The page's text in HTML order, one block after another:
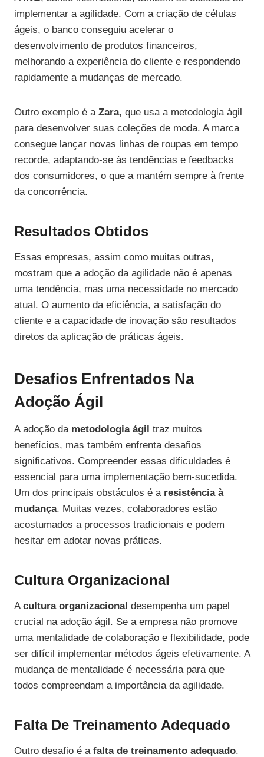
implementar a agilidade. Com a criação de células
ágeis, o banco conseguiu acelerar o
desenvolvimento de produtos financeiros,
melhorando a experiência do cliente e respondendo
rapidamente a mudanças de mercado.
Outro exemplo é a Zara, que usa a metodologia ágil
para desenvolver suas coleções de moda. A marca
consegue lançar novas linhas de roupas em tempo
recorde, adaptando-se às tendências e feedbacks
dos consumidores, o que a mantém sempre à frente
da concorrência.
Resultados Obtidos
Essas empresas, assim como muitas outras,
mostram que a adoção da agilidade não é apenas
uma tendência, mas uma necessidade no mercado
atual. O aumento da eficiência, a satisfação do
cliente e a capacidade de inovação são resultados
diretos da aplicação de práticas ágeis.
Desafios Enfrentados Na
Adoção Ágil
A adoção da metodologia ágil traz muitos
benefícios, mas também enfrenta desafios
significativos. Compreender essas dificuldades é
essencial para uma implementação bem-sucedida.
Um dos principais obstáculos é a resistência à
mudança. Muitas vezes, colaboradores estão
acostumados a processos tradicionais e podem
hesitar em adotar novas práticas.
Cultura Organizacional
Acultura organizacional desempenha um papel
crucial na adoção ágil. Se a empresa não promove
uma mentalidade de colaboração e flexibilidade, pode
ser difícil implementar métodos ágeis efetivamente. A
mudança de mentalidade é necessária para que
todos compreendam a importância da agilidade.
Falta De Treinamento Adequado
Outro desafio é a falta de treinamento adequado.